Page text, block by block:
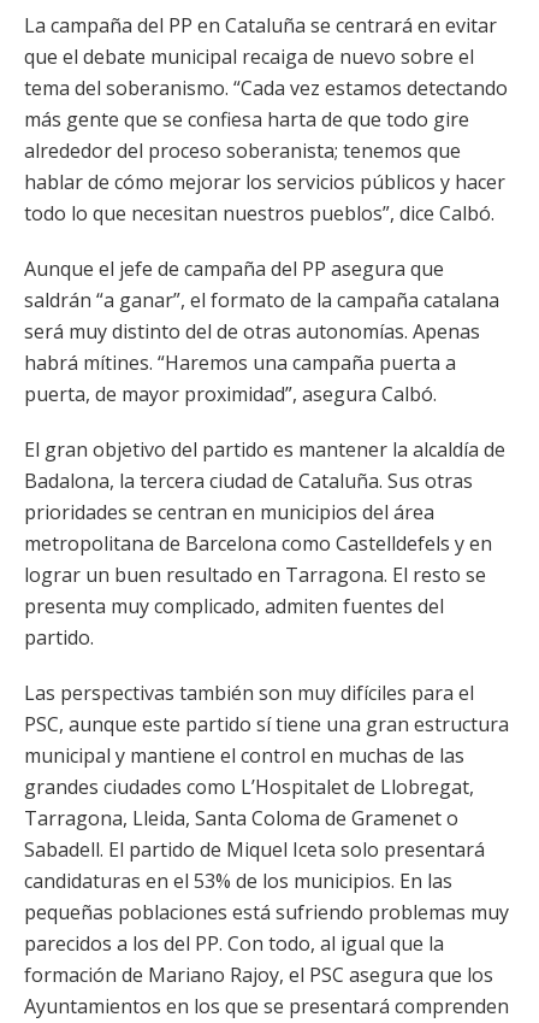
La campaña del PP en Cataluña se centrará en evitar
que el debate municipal recaiga de nuevo sobre el
tema del soberanismo. “Cada vez estamos detectando
más gente que se confiesa harta de que todo gire
alrededor del proceso soberanista; tenemos que
hablar de cómo mejorar los servicios públicos y hacer
todo lo que necesitan nuestros pueblos”, dice Calbó.
Aunque el jefe de campaña del PP asegura que
saldrán “a ganar”, el formato de la campaña catalana
será muy distinto del de otras autonomías. Apenas
habrá mítines. “Haremos una campaña puerta a
puerta, de mayor proximidad”, asegura Calbó.
El gran objetivo del partido es mantener la alcaldía de
Badalona, la tercera ciudad de Cataluña. Sus otras
prioridades se centran en municipios del área
metropolitana de Barcelona como Castelldefels y en
lograr un buen resultado en Tarragona. El resto se
presenta muy complicado, admiten fuentes del
partido.
Las perspectivas también son muy difíciles para el
PSC, aunque este partido sí tiene una gran estructura
municipal y mantiene el control en muchas de las
grandes ciudades como L’Hospitalet de Llobregat,
Tarragona, Lleida, Santa Coloma de Gramenet o
Sabadell. El partido de Miquel Iceta solo presentará
candidaturas en el 53% de los municipios. En las
pequeñas poblaciones está sufriendo problemas muy
parecidos a los del PP. Con todo, al igual que la
formación de Mariano Rajoy, el PSC asegura que los
Ayuntamientos en los que se presentará comprenden